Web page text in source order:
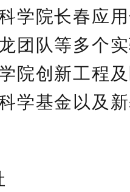
学院长春应
团队等多个
院创新工程
学基金以及